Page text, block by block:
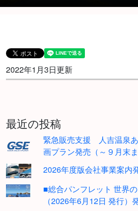
2022年1月3日更新
最近の投稿
緊急販売支援 人吉温泉
画プラン発売（～９月末ま
2026年度版会社事業案内
■総合パンフレット 世界
（2026年6月12日 発行）